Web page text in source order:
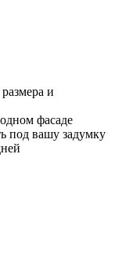
и
фасаде
под вашу задумку